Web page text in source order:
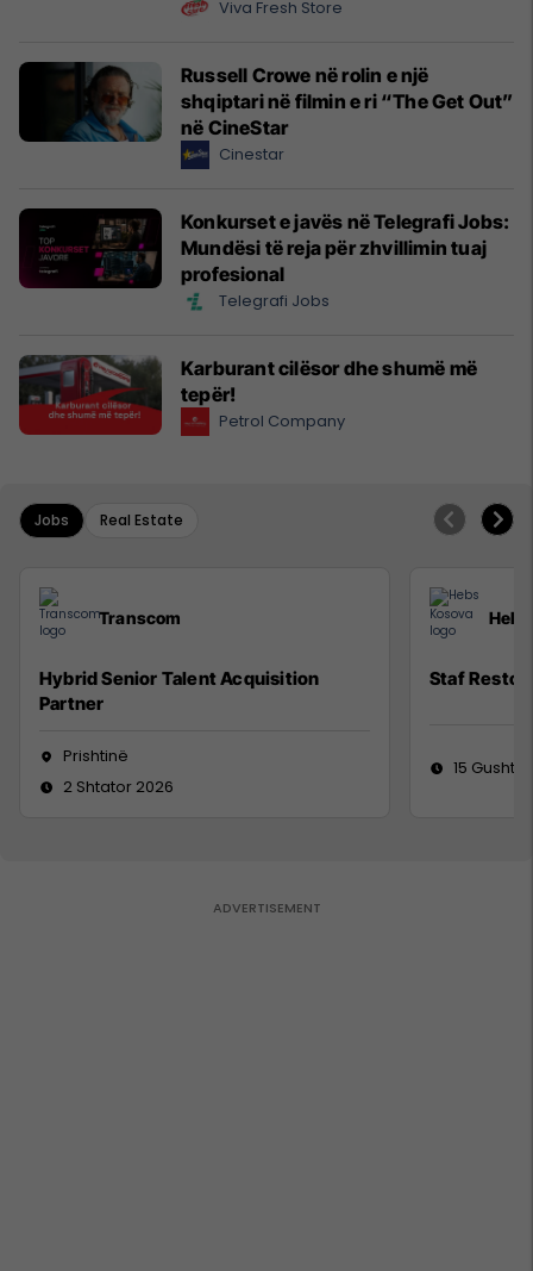
Viva Fresh Store
Russell Crowe në rolin e një
shqiptari në filmin e ri “The Get Out”
në CineStar
Cinestar
Konkurset e javës në Telegrafi Jobs:
Mundësi të reja për zhvillimin tuaj
profesional
Telegrafi Jobs
Karburant cilësor dhe shumë më
tepër!
Petrol Company
Jobs Real Estate
Transcom
Hybrid Senior Talent Acquisition
Partner
Prishtinë
2 Shtator 2026
Staf
15 Gusht